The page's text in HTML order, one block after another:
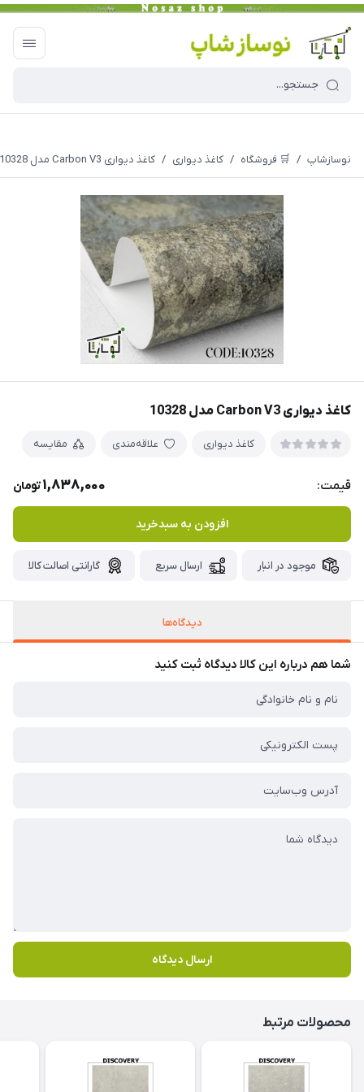
نوسازشاپ / 🛒 فروشگاه / کاغذ دیواری / کاغذ دیواری Carbon V3 مدل 10328
کاغذ دیواری Carbon V3 مدل 10328
کاغذ دیواری علاقه‌مندی مقایسه
قیمت: 1,838,000تومان
افزودن به سبدخرید
موجود در انبار ارسال سریع گارانتی اصالت کالا
دیدگاه‌ها
شما هم درباره این کالا دیدگاه ثبت کنید
ارسال دیدگاه
محصولات مرتبط